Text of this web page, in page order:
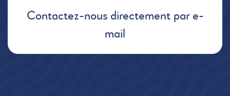
Contactez-nous directement par e-
mail